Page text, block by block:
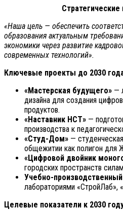
«Наша цель — обеспечить
образования актуальным
экономики через развитие
современных технологий».
Ключевые проекты до 2030
«Мастерская будущего» —
дизайна для создания
продуктов.
«Наставник НСТ» —
производства к
«Студ-Дом» —
общежитии как полигон для
«Цифровой двойник
городских пространств
Учебно-
лабораториями «СтройЛаб»,
Целевые показатели к 2030